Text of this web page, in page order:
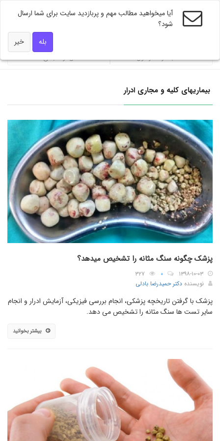
محاسبه گر فشار خون
شاخص توده بندی BMI
بیماریهای کلیه و مجاری ادرار
پزشک چگونه سنگ مثانه را تشخیص میدهد؟
۱۳۹۸-۱۰-۰۳ ۰
۳۲۷
نویسنده دکتر حمیدرضا بادلی
پزشک با گرفتن تاریخچه پزشکی، انجام بررسی فیزیکی، آزمایش ادرار و انجام
سایر تست ها سنگ مثانه را تشخیص می دهد.
بیشتر بخوانید
آیا میخواهید مطالب مهم و پربازدید سایت برای شما ارسال
شود؟
بله
خیر